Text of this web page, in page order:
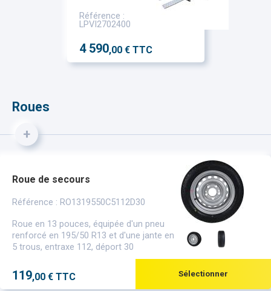
Référence :
LPVI2702400
4 590,00 € TTC
Roues
+
Roue de secours
Référence : RO1319550C5112D30
Roue en 13 pouces, équipée d'un pneu
renforcé en 195/50 R13 et d'une jante en
5 trous, entraxe 112, déport 30
119,00 € TTC Sélectionner